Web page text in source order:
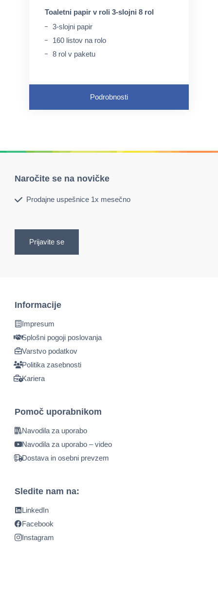
Toaletni papir v roli 3-slojni 8 rol
3-slojni papir
160 listov na rolo
8 rol v paketu
Podrobnosti
Naročite se na novičke
Prodajne uspešnice 1x mesečno
Prijavite se
Informacije
Impresum
Splošni pogoji poslovanja
Varstvo podatkov
Politika zasebnosti
Kariera
Pomoč uporabnikom
Navodila za uporabo
Navodila za uporabo – video
Dostava in osebni prevzem
Sledite nam na:
LinkedIn
Facebook
Instagram